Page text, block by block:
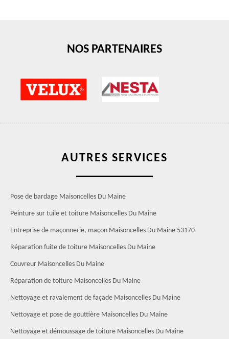
NOS PARTENAIRES
AUTRES SERVICES
Pose de bardage Maisoncelles Du Maine
Peinture sur tuile et toiture Maisoncelles Du Maine
Entreprise de maçonnerie, maçon Maisoncelles Du Maine 53170
Réparation fuite de toiture Maisoncelles Du Maine
Couvreur Maisoncelles Du Maine
Réparation de toiture Maisoncelles Du Maine
Nettoyage et ravalement de façade Maisoncelles Du Maine
Nettoyage et pose de gouttière Maisoncelles Du Maine
Nettoyage et démoussage de toiture Maisoncelles Du Maine